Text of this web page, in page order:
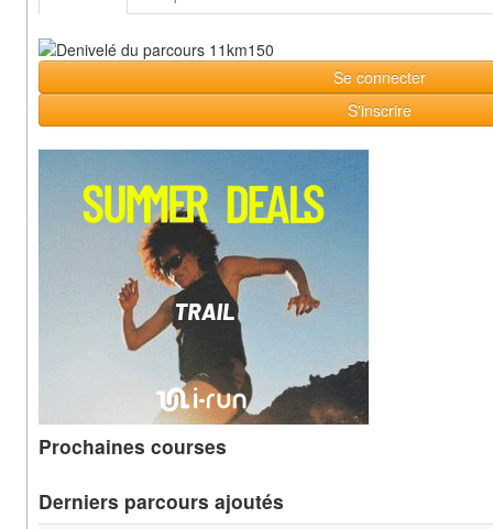
Se connecter
S'inscrire
Prochaines courses
Derniers parcours ajoutés